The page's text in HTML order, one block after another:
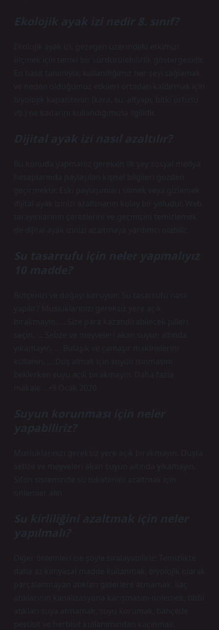
Ekolojik ayak izi nedir 8. sınıf?
Ekolojik ayak izi, gezegen üzerindeki etkimizi
ölçmek için temel bir sürdürülebilirlik göstergesidir.
En basit tanımıyla; kullandığımız her şeyi sağlamak
ve neden olduğumuz etkileri ortadan kaldırmak için
biyolojik kapasitenin (kara, su, altyapı, bitki örtüsü
vb.) ne kadarını kullandığımızla ilgilidir.
Dijital ayak izi nasıl azaltılır?
Bu konuda yapmanız gereken ilk şey sosyal medya
hesaplarında paylaşılan kişisel bilgileri gözden
geçirmektir. Eski paylaşımları silmek veya gizlemek
dijital ayak izinizi azaltmanın kolay bir yoludur. Web
tarayıcılarının çerezlerini ve geçmişini temizlemek
de dijital ayak izinizi azaltmaya yardımcı olabilir.
Su tasarrufu için neler yapmalıyız
10 madde?
Bütçenizi ve doğayı koruyun: Su tasarrufu nasıl
yapılır? Musluklarınızı gereksiz yere açık
bırakmayın. … Size para kazandırabilecek pilleri
seçin. … Sebze ve meyveleri akan suyun altında
yıkamayın. … Bulaşık ve çamaşır makinelerini
kullanın. … Duş almak için suyun ısınmasını
beklerken suyu açık bırakmayın. Daha fazla
makale… •9 Ocak 2020
Suyun korunması için neler
yapabiliriz?
Musluklarınızı gereksiz yere açık bırakmayın. Duşta
sebze ve meyveleri akan suyun altında yıkamayın.
Sifon sisteminde su tüketimini azaltmak için
önlemler alın
Su kirliliğini azaltmak için neler
yapılmalı?
Diğer önlemleri ise şöyle sıralayabiliriz: Temizlikte
daha az kimyasal madde kullanmak, biyolojik olarak
parçalanmayan atıkları giderlere atmamak, ilaç
atıklarının kanalizasyona karışmasını önlemek, tıbbi
atıkları suya atmamak, suyu korumak, bahçede
pestisit ve herbisit kullanımından kaçınmak.